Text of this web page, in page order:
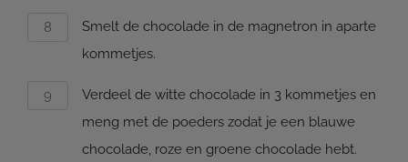
Smelt de chocolade in de magnetron in aparte
kommetjes.
Verdeel de witte chocolade in 3 kommetjes en
meng met de poeders zodat je een blauwe
chocolade, roze en groene chocolade hebt.